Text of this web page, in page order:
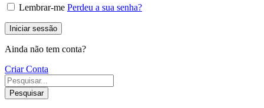
Lembrar-me Perdeu a sua senha?
Iniciar sessão
Ainda não tem conta?
Criar Conta
Pesquisar